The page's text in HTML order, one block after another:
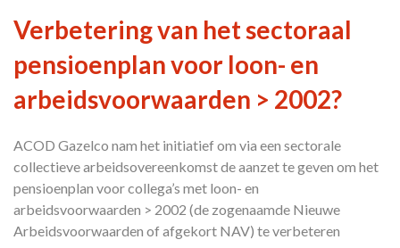
Verbetering van het sectoraal
pensioenplan voor loon- en
arbeidsvoorwaarden > 2002?
ACOD Gazelco nam het initiatief om via een sectorale
collectieve arbeidsovereenkomst de aanzet te geven om het
pensioenplan voor collega’s met loon- en
arbeidsvoorwaarden > 2002 (de zogenaamde Nieuwe
Arbeidsvoorwaarden of afgekort NAV) te verbeteren